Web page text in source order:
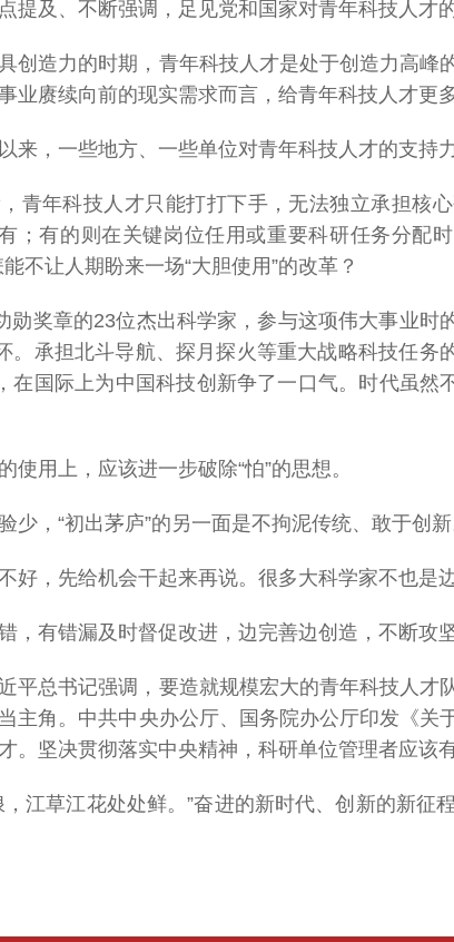
年
焦
提及、不断强调，足见党和国家对青年科技人才
创造力的时期，青年科技人才是处于创造力高
业赓续向前的现实需求而言，给青年科技人才更
来，一些地方、一些单位对青年科技人才的支持
青年科技人才只能打打下手，无法独立承担核
；有的则在关键岗位任用或重要科研任务分配
不让人期盼来一场“大胆使用”的改革？
勋奖章的23位杰出科学家，参与这项伟大事业
。承担北斗导航、探月探火等重大战略科技任
在国际上为中国科技创新争了一口气。时代虽
使用上，应该进一步破除“怕”的思想。
少，“初出茅庐”的另一面是不拘泥传统、敢于创
好，先给机会干起来再说。很多大科学家不也是
，有错漏及时督促改进，边完善边创造，不断攻
平总书记强调，要造就规模宏大的青年科技人
主角。中共中央办公厅、国务院办公厅印发《
。坚决贯彻落实中央精神，科研单位管理者应该
，江草江花处处鲜。”奋进的新时代、创新的新